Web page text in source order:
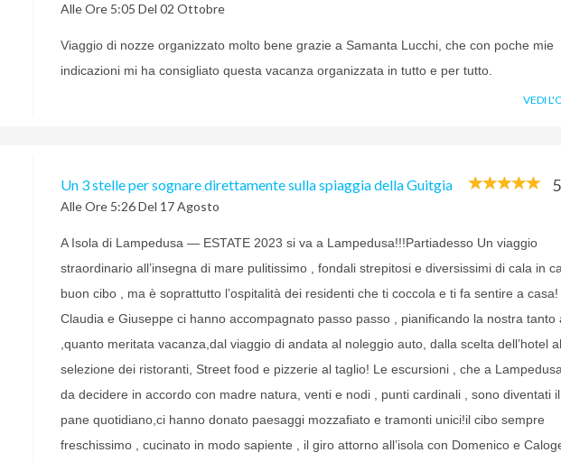
Alle Ore 5:05 Del 02 Ottobre
Viaggio di nozze organizzato molto bene grazie a Samanta Lucchi, che con poche mie
indicazioni mi ha consigliato questa vacanza organizzata in tutto e per tutto.
VEDI
Un 3 stelle per sognare direttamente sulla spiaggia della Guitgia
Alle Ore 5:26 Del 17 Agosto
A Isola di Lampedusa — ESTATE 2023 si va a Lampedusa!!!Partiadesso Un viaggio
straordinario all’insegna di mare pulitissimo , fondali strepitosi e diversissimi di cala in
buon cibo , ma è soprattutto l’ospitalità dei residenti che ti coccola e ti fa sentire a casa!
Claudia e Giuseppe ci hanno accompagnato passo passo , pianificando la nostra tanto
,quanto meritata vacanza,dal viaggio di andata al noleggio auto, dalla scelta dell’hotel
selezione dei ristoranti, Street food e pizzerie al taglio! Le escursioni , che a
da decidere in accordo con madre natura, venti e nodi , punti cardinali , sono diventati
pane quotidiano,ci hanno donato paesaggi mozzafiato e tramonti unici!il cibo sempre
freschissimo , cucinato in modo sapiente , il giro attorno all’isola con Domenico e